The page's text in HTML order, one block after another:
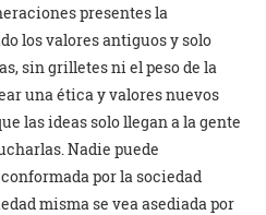
presentes la
los valores antiguos y solo
sin grilletes ni el peso de la
una ética y valores nuevos
las ideas solo llegan a la gente
Nadie puede
por la sociedad
misma se vea asediada por